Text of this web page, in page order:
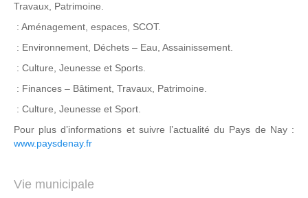
Travaux, Patrimoine.
: Aménagement, espaces, SCOT.
: Environnement, Déchets – Eau, Assainissement.
: Culture, Jeunesse et Sports.
: Finances – Bâtiment, Travaux, Patrimoine.
: Culture, Jeunesse et Sport.
Pour plus d’informations et suivre l’actualité du Pays de Nay :
www.paysdenay.fr
Vie municipale